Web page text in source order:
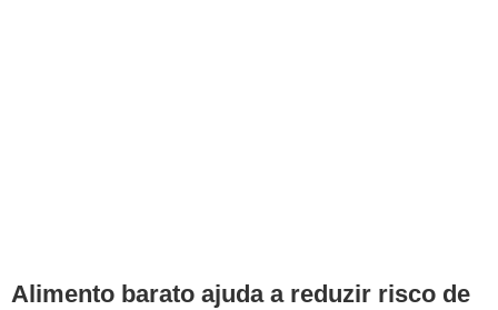
Alimento barato ajuda a reduzir risco de